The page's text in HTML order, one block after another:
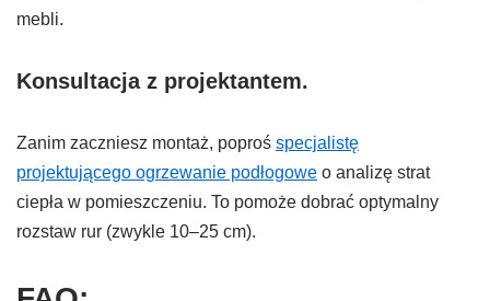
mebli.
Konsultacja z projektantem.
Zanim zaczniesz montaż, poproś specjalistę
projektującego ogrzewanie podłogowe o analizę strat
ciepła w pomieszczeniu. To pomoże dobrać optymalny
rozstaw rur (zwykle 10–25 cm).